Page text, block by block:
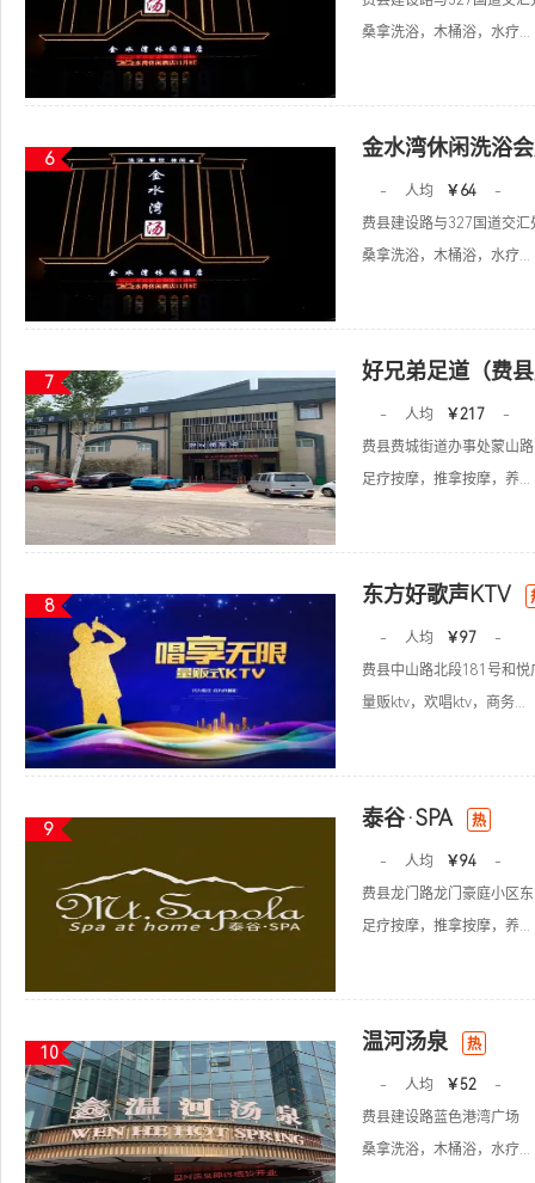
桑拿洗浴，木桶浴，水疗...
6 金水湾休闲洗浴
- 人均 ￥64
-
费县建设路与327国道交
桑拿洗浴，木桶浴，水疗...
7 好兄弟足道（费
- 人均 ￥217
-
费县费城街道办事处蒙山
足疗按摩，推拿按摩，养...
8 东方好歌声KTV
- 人均 ￥97
-
费县中山路北段181号和悦
量贩ktv，欢唱ktv，商务...
9 泰谷·SPA 热
- 人均 ￥94
-
费县龙门路龙门豪庭小区
足疗按摩，推拿按摩，养...
10 温河汤泉 热
- 人均 ￥52
-
费县建设路蓝色港湾广场
桑拿洗浴，木桶浴，水疗...